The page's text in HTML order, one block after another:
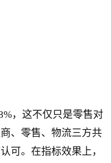
，这不仅只是零售对
、零售、物流三方共
可。在指标效果上，